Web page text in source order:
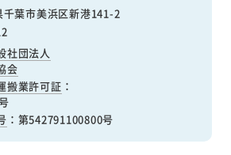
葉市美浜区新港141-2
社団法人
会
搬業許可証 ：
：第542791100800号